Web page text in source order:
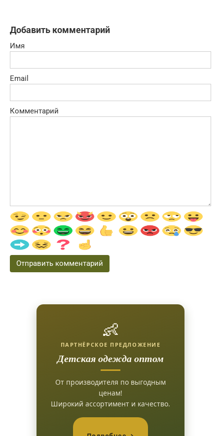
Добавить комментарий
Имя
Email
Комментарий
👶
ПАРТНЁРСКОЕ ПРЕДЛОЖЕНИЕ
Детская одежда оптом
От производителя по выгодным
ценам!
Широкий ассортимент и качество.